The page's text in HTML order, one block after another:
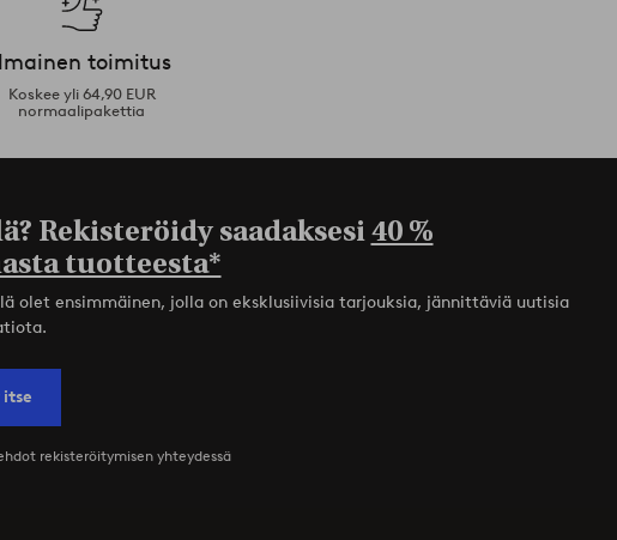
toimitus
Koskee yli 64,90 EUR
normaalipakettia
Rekisteröidy saadaksesi40 %
tuotteesta*
olet ensimmäinen, jolla on eksklusiivisia tarjouksia, jännittäviä uutisia
rekisteröitymisen yhteydessä